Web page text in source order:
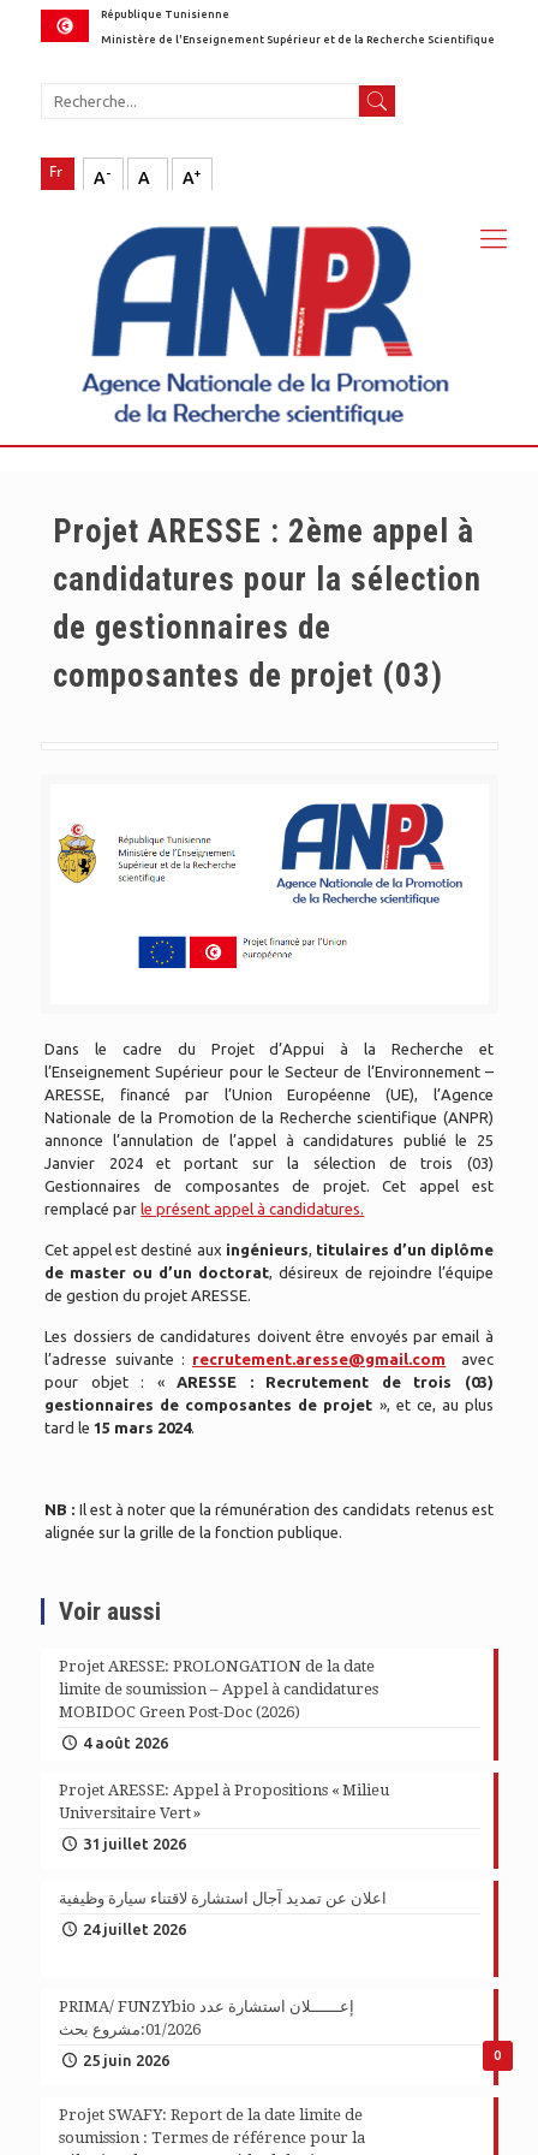
République Tunisienne
Ministère de l'Enseignement Supérieur et de la Recherche Scientifique
A- A A+
Projet ARESSE : 2ème appel à
candidatures pour la sélection
de gestionnaires de
composantes de projet (03)
Dans le cadre du Projet d’Appui à la Recherche et
l’Enseignement Supérieur pour le Secteur de l’Environnement –
ARESSE, financé par l’Union Européenne (UE), l’Agence
Nationale de la Promotion de la Recherche scientifique (ANPR)
annonce l’annulation de l’appel à candidatures publié le 25
Janvier 2024 et portant sur la sélection de trois (03)
Gestionnaires de composantes de projet. Cet appel est
remplacé par le présent appel à candidatures.
Cet appel est destiné aux ingénieurs, titulaires d’un diplôme
de master ou d’un doctorat, désireux de rejoindre l’équipe
de gestion du projet ARESSE.
Les dossiers de candidatures doivent être envoyés par email à
l’adresse suivante : recrutement.aresse@gmail.com avec
pour objet : «ARESSE : Recrutement de trois (03)
gestionnaires de composantes de projet », et ce, au plus
tard le15 mars 2024.
NB : Il est à noter que la rémunération des candidats retenus est
alignée sur la grille de la fonction publique.
Voir aussi
Projet ARESSE: PROLONGATION de la date
limite de soumission – Appel à candidatures
MOBIDOC Green Post-Doc (2026)
4 août 2026
Projet ARESSE: Appel à Propositions « Milieu
Universitaire Vert »
31 juillet 2026
اعلان عن تمديد آجال استشارة لاقتناء سيارة وظيفية
24 juillet 2026
0
PRIMA/ FUNZYbio إعــــــلان استشارة عدد
01/2026:مشروع بحث
25 juin 2026
Projet SWAFY: Report de la date limite de
soumission : Termes de référence pour la